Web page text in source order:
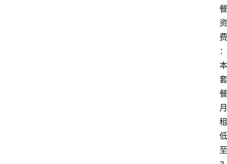
餐
资
费
：
本
套
餐
月
租
低
至